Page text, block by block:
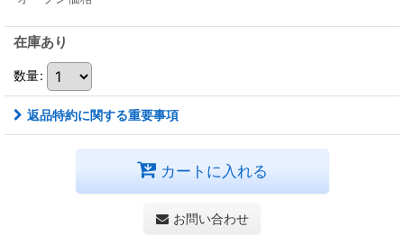
在庫あり
数量:
返品特約に関する重要事項
カートに入れる
お問い合わせ